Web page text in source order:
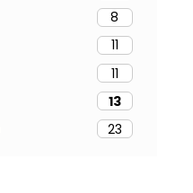
8
11
11
13
23